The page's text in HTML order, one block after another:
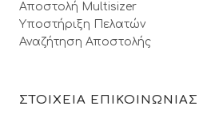
Αποστολή Multisizer
Υποστήριξη Πελατών
Αναζήτηση Αποστολής
ΣΤΟΙΧΕΙΑ ΕΠΙΚΟΙΝΩΝΙΑΣ